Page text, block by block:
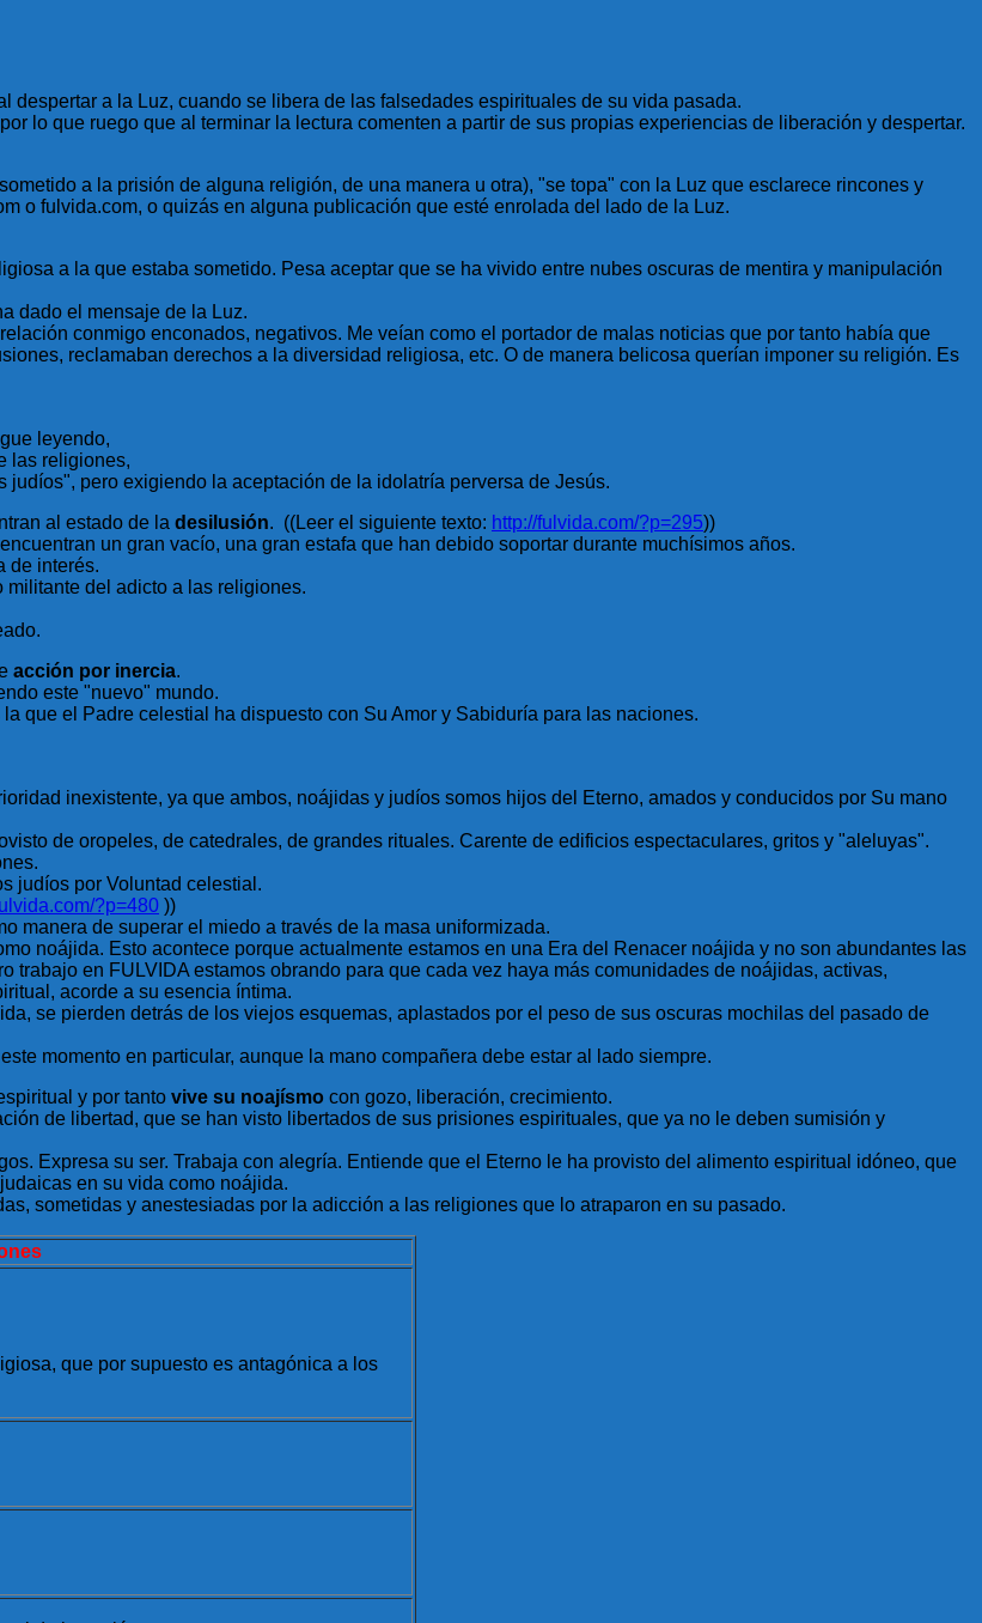
despertar a la Luz, cuando se libera de las falsedades espirituales de su vida pasada.
lo que ruego que al terminar la lectura comenten a partir de sus propias experiencias de liberación y despertar.
a la prisión de alguna religión, de una manera u otra), "se topa" con la Luz que esclarece rincones y
o fulvida.com, o quizás en alguna publicación que esté enrolada del lado de la Luz.
a la que estaba sometido. Pesa aceptar que se ha vivido entre nubes oscuras de mentira y manipulación
dado el mensaje de la Luz.
conmigo enconados, negativos. Me veían como el portador de malas noticias que por tanto había que
reclamaban derechos a la diversidad religiosa, etc. O de manera belicosa querían imponer su religión. Es
leyendo,
las religiones,
pero exigiendo la aceptación de la idolatría perversa de Jesús.
al estado de la desilusión. ((Leer el siguiente texto: http://fulvida.com/?p=295))
un gran vacío, una gran estafa que han debido soportar durante muchísimos años.
de interés.
del adicto a las religiones.
acción por inercia.
este "nuevo" mundo.
que el Padre celestial ha dispuesto con Su Amor y Sabiduría para las naciones.
inexistente, ya que ambos, noájidas y judíos somos hijos del Eterno, amados y conducidos por Su mano
de oropeles, de catedrales, de grandes rituales. Carente de edificios espectaculares, gritos y "aleluyas".
judíos por Voluntad celestial.
?p=480 ))
manera de superar el miedo a través de la masa uniformizada.
noájida. Esto acontece porque actualmente estamos en una Era del Renacer noájida y no son abundantes las
trabajo en FULVIDA estamos obrando para que cada vez haya más comunidades de noájidas, activas,
acorde a su esencia íntima.
se pierden detrás de los viejos esquemas, aplastados por el peso de sus oscuras mochilas del pasado de
momento en particular, aunque la mano compañera debe estar al lado siempre.
y por tanto vive su noajísmo con gozo, liberación, crecimiento.
de libertad, que se han visto libertados de sus prisiones espirituales, que ya no le deben sumisión y
Expresa su ser. Trabaja con alegría. Entiende que el Eterno le ha provisto del alimento espiritual idóneo, que
en su vida como noájida.
sometidas y anestesiadas por la adicción a las religiones que lo atraparon en su pasado.
que por supuesto es antagónica a los